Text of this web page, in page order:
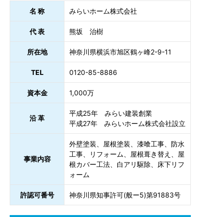
名 称 みらいホーム株式会社
代 表 熊坂 治樹
所在地 神奈川県横浜市旭区鶴ヶ峰2-9-11
TEL 0120-85-8886
資本金 1,000万
沿 革
平成25年 みらい建装創業
平成27年 みらいホーム株式会社設立
事業内容
外壁塗装、屋根塗装、漆喰工事、防水
工事、リフォーム、屋根葺き替え、屋
根カバー工法、白アリ駆除、床下リフ
ォーム
許認可番号 神奈川県知事許可(般ー5)第91883号